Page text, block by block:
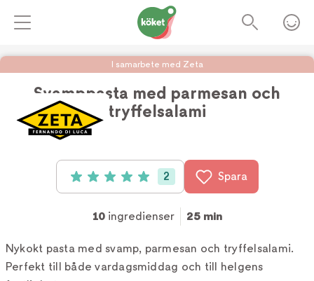
I samarbete med Zeta
Svamppasta med parmesan och
tryffelsalami
Betyg: 5 av 5 (2 röster)
2 Spara
10ingredienser 25 min
Nykokt pasta med svamp, parmesan och tryffelsalami.
Perfekt till både vardagsmiddag och till helgens